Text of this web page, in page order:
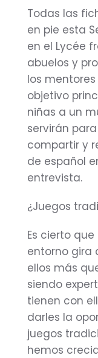
Todas las
en pie esta
en el Lycée
abuelos y
los
objetivo
niñas a un
servirán
compartir y
de español
entrevista.
¿Juegos
Es cierto
entorno gira
ellos más
siendo
tienen con
darles la
juegos
hemos